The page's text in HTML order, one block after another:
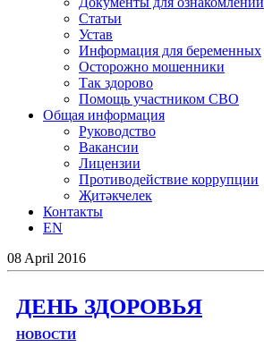
Статьи
Устав
Информация для беременных
Осторожно мошенники
Так здорово
Помощь участником СВО
Общая информация
Руководство
Вакансии
Лицензии
Противодействие коррупции
Җитәкчелек
Контакты
EN
08 April 2016
ДЕНЬ ЗДОРОВЬЯ
НОВОСТИ